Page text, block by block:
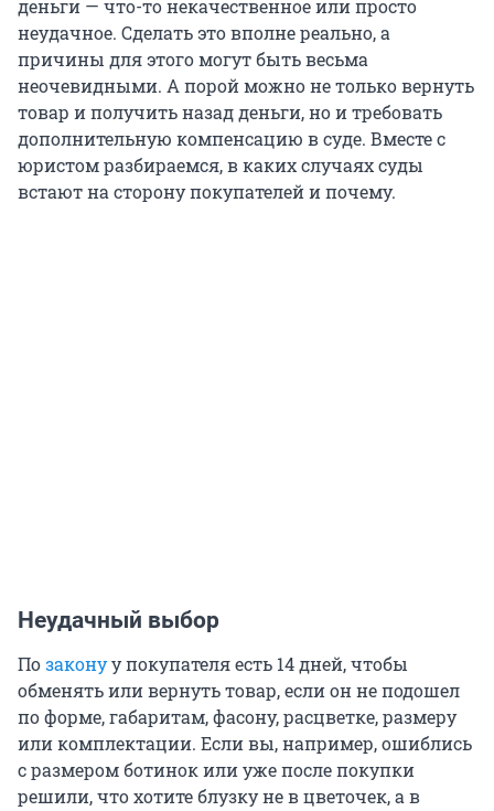
деньги — что-то некачественное или просто
неудачное. Сделать это вполне реально, а
причины для этого могут быть весьма
неочевидными. А порой можно не только вернуть
товар и получить назад деньги, но и требовать
дополнительную компенсацию в суде. Вместе с
юристом разбираемся, в каких случаях суды
встают на сторону покупателей и почему.
Неудачный выбор
Позаконуу покупателя есть 14 дней, чтобы
обменять или вернуть товар, если он не подошел
по форме, габаритам, фасону, расцветке, размеру
или комплектации. Если вы, например, ошиблись
с размером ботинок или уже после покупки
решили, что хотите блузку не в цветочек, а в